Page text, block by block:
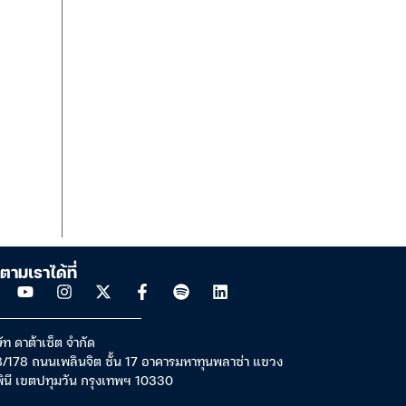
ามเราได้ที่
ดาต้าเซ็ต จำกัด
178 ถนนเพลินจิต ชั้น 17 อาคารมหาทุนพลาซ่า แขวง
เขตปทุมวัน กรุงเทพฯ 10330